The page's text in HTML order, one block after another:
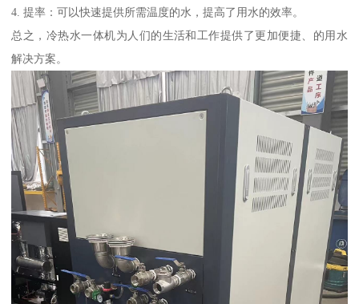
4. 提率：可以快速提供所需温度的水，提高了用水的效率。
总之，冷热水一体机为人们的生活和工作提供了更加便捷、的用水
解决方案。